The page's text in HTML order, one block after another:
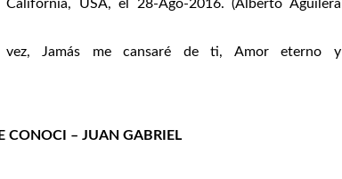
USA, el 28-Ago-2016. (Alberto Aguilera
Jamás me cansaré de ti, Amor eterno y
CONOCI – JUAN GABRIEL